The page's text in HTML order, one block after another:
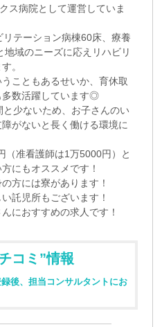
ス病院として運営していま
テーション病棟60床、療養
域のニーズに応えリハビリ
。
こともあるせいか、育休取
多数活躍しています◎
少ないため、お子さんのい
がないと長く働ける環境に
（准看護師は1万5000円）と
にもオススメです！
方には寮があります！
託児所もございます！
におすすめの求人です！
コミ”情報
後、担当コンサルタントにお